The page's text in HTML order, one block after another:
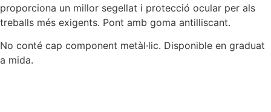
proporciona un millor segellat i protecció ocular per als
treballs més exigents. Pont amb goma antilliscant.
No conté cap component metàl·lic. Disponible en graduat
a mida.